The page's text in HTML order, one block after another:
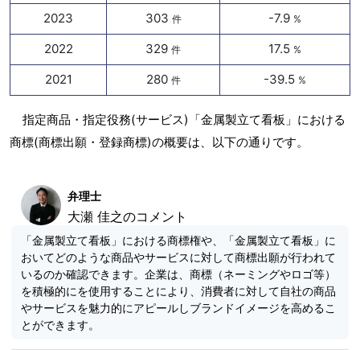
2023 303 件 -7.9 %
2022 329 件 17.5 %
2021 280 件 -39.5 %
指定商品・指定役務(サービス)「金属製立て看板」における
商標(商標出願・登録商標)の概要は、以下の通りです。
弁理士
大瀬 佳之のコメント
「金属製立て看板」における商標権や、「金属製立て看板」に
おいてどのような商品やサービスに対して商標出願が行われて
いるのか確認できます。企業は、商標（ネーミングやロゴ等）
を積極的にを使用することにより、消費者に対して自社の商品
やサービスを魅力的にアピールしブランドイメージを高めるこ
とができます。